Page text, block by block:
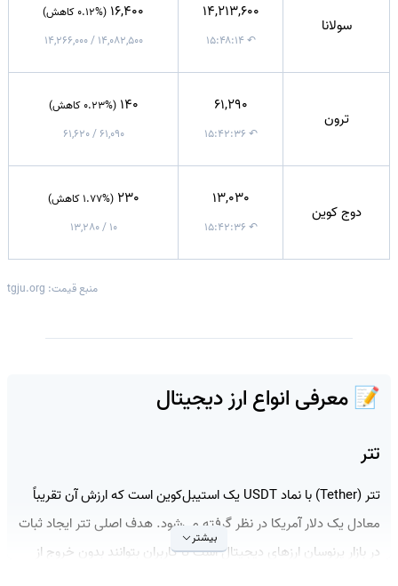
سولانا
14,213,600
↶ ۱۵:۴۸:۱۴
16,400 (0.12% کاهش)
14,082,500 / 14,266,000
ترون
61,290
↶ ۱۵:۴۲:۳۶
140 (0.23% کاهش)
61,090 / 61,620
دوج کوین
13,030
↶ ۱۵:۴۲:۳۶
230 (1.77% کاهش)
10 / 13,280
منبع قیمت: tgju.org
📝 معرفی انواع ارز دیجیتال
تتر
تتر (Tether) با نماد USDT یک استیبل‌کوین است که ارزش آن تقریباً
معادل یک دلار آمریکا در نظر گرفته می‌شود. هدف اصلی تتر ایجاد ثبات
در بازار پرنوسان ارزهای دیجیتال است تا کاربران بتوانند بدون خروج از
بیشتر